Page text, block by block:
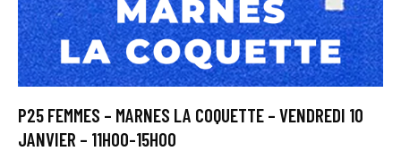
P25 FEMMES – MARNES LA COQUETTE – VENDREDI 10
JANVIER – 11H00-15H00